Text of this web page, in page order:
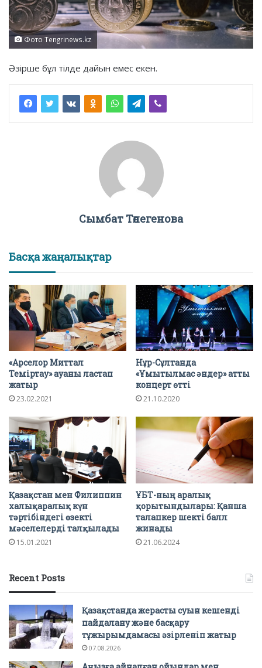
Фото Tengrinews.kz
Әзірше бұл тілде дайын емес екен.
Сымбат Төлегенова
Басқа жаңалықтар
«Арселор Миттал
Теміртау» ауаны ластап
жатыр
23.02.2021
Нұр-Сұлтанда
«Ұмытылмас әндер» атты
концерт өтті
21.10.2020
Қазақстан мен Филиппин
халықаралық күн
тәртібіндегі өзекті
мәселелерді талқылады
15.01.2021
ҰБТ-ның аралық
қорытындылары: Қанша
талапкер шекті балл
жинады
21.06.2024
Recent Posts
Қазақстанда жерасты суын кешенді
пайдалану және басқару
тұжырымдамасы әзірленіп жатыр
07.08.2026